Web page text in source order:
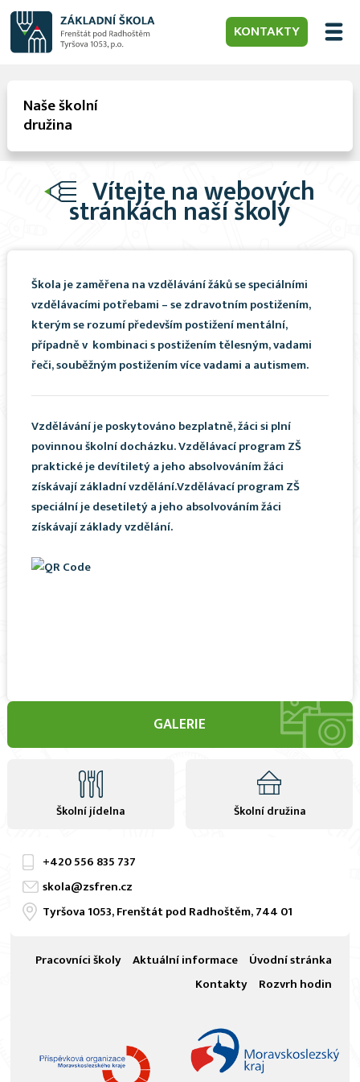
KONTAKTY
Naše školní
družina
Vítejte na webových
stránkách naší školy
Škola je zaměřena na vzdělávání žáků se speciálními
vzdělávacími potřebami – se zdravotním postižením,
kterým se rozumí především postižení mentální,
případně v kombinaci s postižením tělesným, vadami
řeči, souběžným postižením více vadami a autismem.
Vzdělávání je poskytováno bezplatně, žáci si plní
povinnou školní docházku. Vzdělávací program ZŠ
praktické je devítiletý a jeho absolvováním žáci
získávají základní vzdělání.Vzdělávací program ZŠ
speciální je desetiletý a jeho absolvováním žáci
získávají základy vzdělání.
GALERIE
Školní jídelna Školní družina
+420556 835 737
skola@zsfren.cz
Tyršova 1053, Frenštát pod Radhoštěm, 744 01
Úvodní stránka
Aktuální informace
Pracovníci školy
Rozvrh hodin
Kontakty